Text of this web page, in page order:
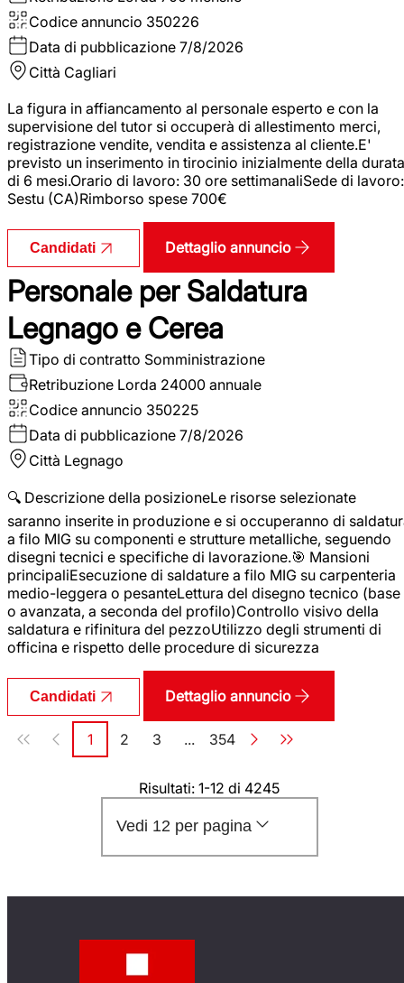
Codice annuncio 350226
Data di pubblicazione 7/8/2026
Città Cagliari
La figura in affiancamento al personale esperto e con la
supervisione del tutor si occuperà di allestimento merci,
registrazione vendite, vendita e assistenza al cliente.E'
previsto un inserimento in tirocinio inizialmente della durata
di 6 mesi.Orario di lavoro: 30 ore settimanaliSede di lavoro:
Sestu (CA)Rimborso spese 700€
Candidati Dettaglio annuncio
Personale per Saldatura
Legnago e Cerea
Tipo di contratto Somministrazione
Retribuzione Lorda 24000 annuale
Codice annuncio 350225
Data di pubblicazione 7/8/2026
Città Legnago
🔍 Descrizione della posizioneLe risorse selezionate
saranno inserite in produzione e si occuperanno di
a filo MIG su componenti e strutture metalliche, seguendo
disegni tecnici e specifiche di lavorazione.🎯 Mansioni
principaliEsecuzione di saldature a filo MIG su carpenteria
medio-leggera o pesanteLettura del disegno tecnico (base
o avanzata, a seconda del profilo)Controllo visivo della
saldatura e rifinitura del pezzoUtilizzo degli strumenti di
officina e rispetto delle procedure di sicurezza
Candidati Dettaglio annuncio
Paginazione
Pagina
1 Pagina
2 Pagina
3 ... Pagina
354
Risultati: 1-12 di 4245
Vedi 12 per pagina